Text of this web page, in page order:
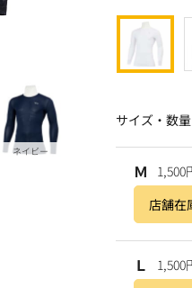
ネイビー
サイズ・数量
Ｍ 1,500
店舗在
Ｌ 1,500